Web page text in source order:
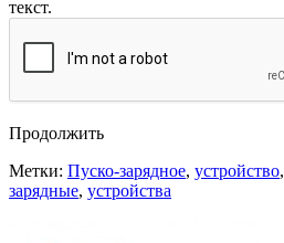
текст.
Продолжить
Метки: Пуско-зарядное, устройство,
зарядные, устройства